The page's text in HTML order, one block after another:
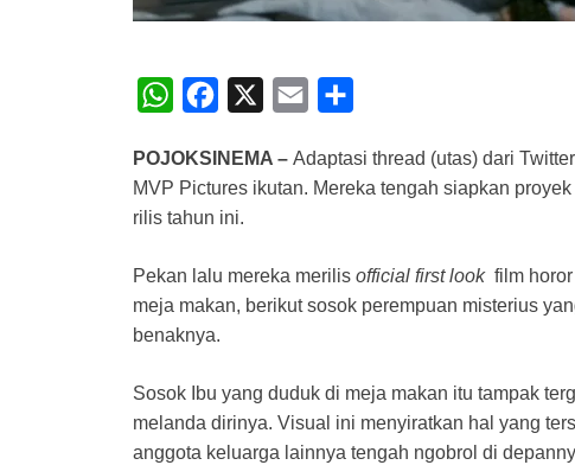
W
a
A
p
p
c
e
o
o
k
a
a
r
POJOKSINEMA – Adaptasi thread (utas) dari
MVP Pictures ikutan. Mereka tengah siapkan proyek
rilis tahun ini.
Pekan lalu mereka merilis official first lookfilm horor
meja makan, berikut sosok perempuan misterius
benaknya.
Sosok Ibu yang duduk di meja makan itu tampak
melanda dirinya. Visual ini menyiratkan hal yang
anggota keluarga lainnya tengah ngobrol di